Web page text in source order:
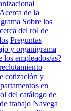
Acerca de la
Sobre los
del rol de
Preguntas
y organigrama
los empleados/as?
cotización y
en
del catálogo de
trabajo Navega